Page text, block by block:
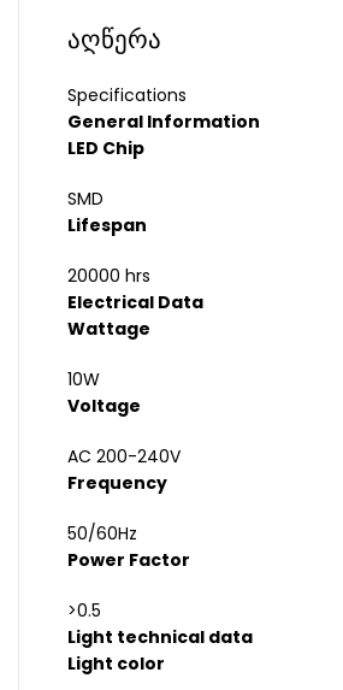
აღწერა
Specifications
General Information
LED Chip
SMD
Lifespan
20000 hrs
Electrical Data
Wattage
10W
Voltage
AC 200-240V
Frequency
50/60Hz
Power Factor
>0.5
Light technical data
Light color